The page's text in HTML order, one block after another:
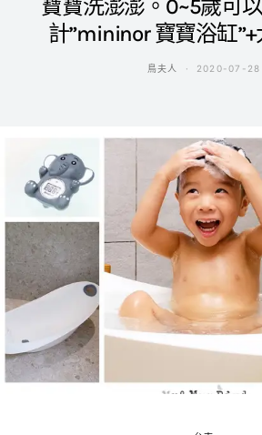
寶寶洗澎澎。0~5歲可
計”mininor 寶寶浴缸
鳥夫人 2020-07-28